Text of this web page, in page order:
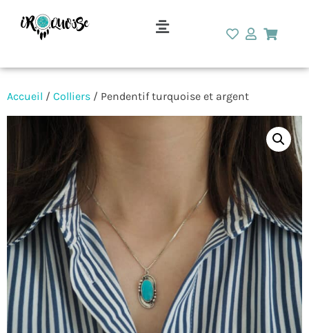
Accueil / Colliers / Pendentif turquoise et argent